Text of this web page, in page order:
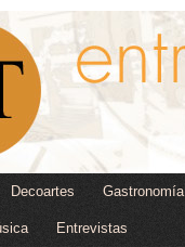
Decoartes Gastronomía
Entrevistas